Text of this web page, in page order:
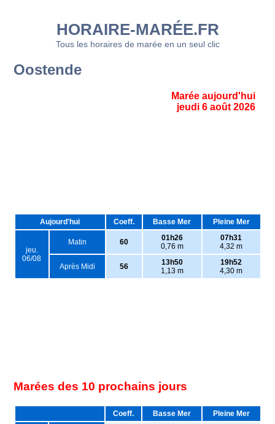
HORAIRE-MARÉE.FR
Tous les horaires de marée en un seul clic
Oostende
Marée aujourd'hui
jeudi 6 août 2026
Aujourd'hui Coeff. Basse Mer Pleine Mer
jeu.
06/08
Matin 60
01h26
0,76 m
07h31
4,32 m
Après Midi 56
13h50
1,13 m
19h52
4,30 m
Marées des 10 prochains jours
Coeff. Basse Mer Pleine Mer